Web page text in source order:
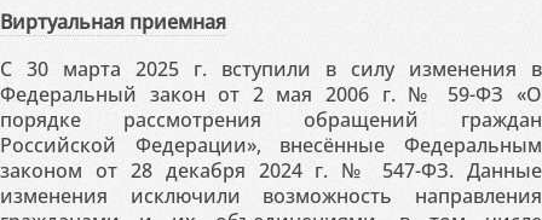
Виртуальная приемная
С 30 марта 2025 г. вступили в силу изменения в
Федеральный закон от 2 мая 2006 г. № 59-ФЗ «О
порядке рассмотрения обращений граждан
Российской Федерации», внесённые Федеральным
законом от 28 декабря 2024 г. № 547-ФЗ. Данные
изменения исключили возможность направления